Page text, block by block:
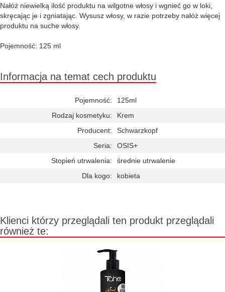
Nałóż niewielką ilość produktu na wilgotne włosy i wgnieć go w loki,
skręcając je i zgniatając. Wysusz włosy, w razie potrzeby nałóż więcej
produktu na suche włosy.
Pojemność: 125 ml
Informacja na temat cech produktu
Pojemność:
125ml
Rodzaj kosmetyku:
Krem
Producent:
Schwarzkopf
Seria:
OSIS+
Stopień utrwalenia:
średnie utrwalenie
Dla kogo:
kobieta
Klienci którzy przeglądali ten produkt przeglądali
również te: